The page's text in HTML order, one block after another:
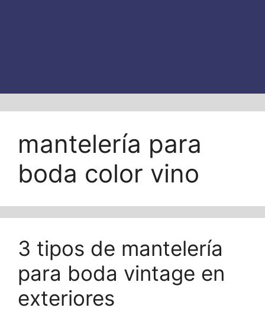
mantelería para
boda color vino
3 tipos de mantelería
para boda vintage en
exteriores